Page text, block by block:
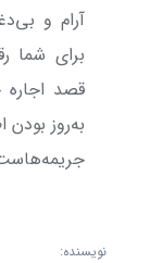
آرام و
برای شما
قصد اجاره
به‌روز بودن
نویسنده: